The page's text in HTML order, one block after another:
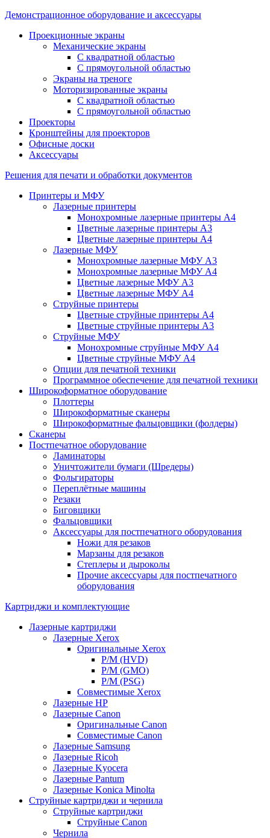
Демонстрационное оборудование и аксессуары
Проекционные экраны
Механические экраны
С квадратной областью
С прямоугольной областью
Экраны на треноге
Моторизированные экраны
С квадратной областью
С прямоугольной областью
Проекторы
Кронштейны для проекторов
Офисные доски
Аксессуары
Решения для печати и обработки документов
Принтеры и МФУ
Лазерные принтеры
Монохромные лазерные принтеры А4
Цветные лазерные принтеры А3
Цветные лазерные принтеры А4
Лазерные МФУ
Монохромные лазерные МФУ А3
Монохромные лазерные МФУ А4
Цветные лазерные МФУ А3
Цветные лазерные МФУ А4
Струйные принтеры
Цветные струйные принтеры А4
Цветные струйные принтеры А3
Струйные МФУ
Монохромные струйные МФУ А4
Цветные струйные МФУ А4
Опции для печатной техники
Программное обеспечение для печатной техники
Широкоформатное оборудование
Плоттеры
Широкоформатные сканеры
Широкоформатные фальцовщики (фолдеры)
Сканеры
Постпечатное оборудование
Ламинаторы
Уничтожители бумаги (Шредеры)
Фольгираторы
Переплётные машины
Резаки
Биговщики
Фальцовщики
Аксессуары для постпечатного оборудования
Ножи для резаков
Марзаны для резаков
Степлеры и дыроколы
Прочие аксессуары для постпечатного
оборудования
Картриджи и комплектующие
Лазерные картриджи
Лазерные Xerox
Оригинальные Xerox
Р/М (HVD)
Р/М (GMO)
Р/М (PSG)
Совместимые Xerox
Лазерные HP
Лазерные Canon
Оригинальные Canon
Совместимые Canon
Лазерные Samsung
Лазерные Ricoh
Лазерные Kyocera
Лазерные Pantum
Лазерные Konica Minolta
Струйные картриджи и чернила
Струйные картриджи
Струйные Canon
Чернила